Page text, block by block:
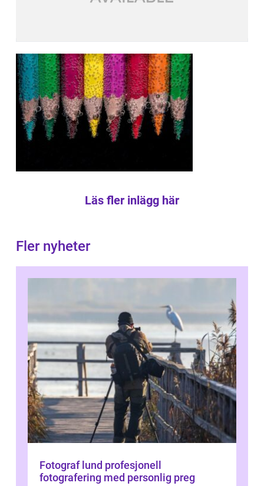
Läs fler inlägg här
Fler nyheter
Fotograf lund profesjonell
fotografering med personlig preg